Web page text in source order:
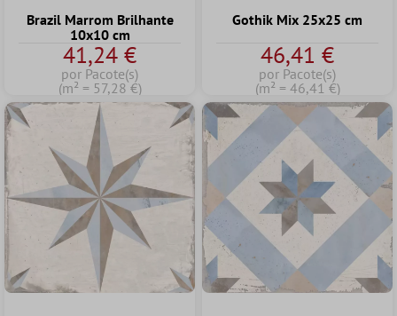
Brazil Marrom Brilhante
10x10 cm
41,24 €
por Pacote(s)
(m² = 57,28 €)
Gothik Mix 25x25 cm
46,41 €
por Pacote(s)
(m² = 46,41 €)